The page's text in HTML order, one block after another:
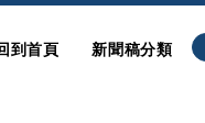
到首頁 新聞稿分類